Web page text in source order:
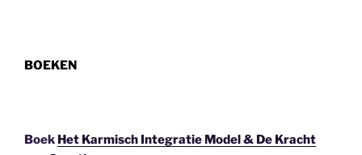
BOEKEN
Boek Het Karmisch Integratie Model & De Kracht